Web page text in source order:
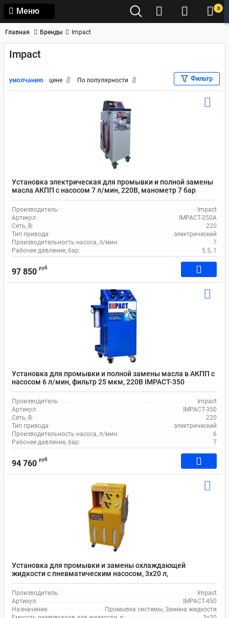
Меню 0
Главная Бренды Impact
Impact
умолчанию цене По популярности Фильтр
Установка электрическая для промывки и полной замены
масла АКПП с насосом 7 л/мин, 220В, манометр 7 бар
IMPACT-350A
Производитель:
Impact
Артикул:
IMPACT-350A
Сеть, В:
220
Тип привода:
электрический
Производительность насоса, л/мин:
7
Рабочее давление, бар:
5.5, 1
97 850 руб
Установка для промывки и полной замены масла в АКПП с
насосом 6 л/мин, фильтр 25 мкм, 220В IMPACT-350
Производитель:
Impact
Артикул:
IMPACT-350
Сеть, В:
220
Тип привода:
электрический
Производительность насоса, л/мин:
6
Рабочее давление, бар:
7
94 760 руб
Установка для промывки и замены охлаждающей
жидкости с пневматическим насосом, 3x20 л,
быстросъемные коннекторы Impact IMPACT-450
Производитель:
Impact
Артикул:
IMPACT-450
Назначение:
Промывка системы, Замена жидкости